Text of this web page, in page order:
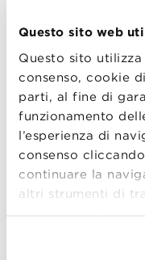
Questo sito web
Questo sito
consenso, cookie
parti, al fine di
funzionamento
l’esperienza di
consenso
continuare la
altri strumenti di
tecnici
una questione di
tracciabilità e
Ne parleremo
Ludovica
Research